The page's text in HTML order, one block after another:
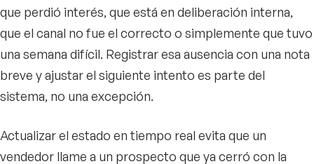
que perdió interés, que está en deliberación interna,
que el canal no fue el correcto o simplemente que tuvo
una semana difícil. Registrar esa ausencia con una nota
breve y ajustar el siguiente intento es parte del
sistema, no una excepción.
Actualizar el estado en tiempo real evita que un
vendedor llame a un prospecto que ya cerró con la